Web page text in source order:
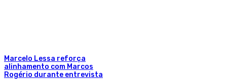
Marcelo Lessa reforça
alinhamento com Marcos
Rogério durante entrevista